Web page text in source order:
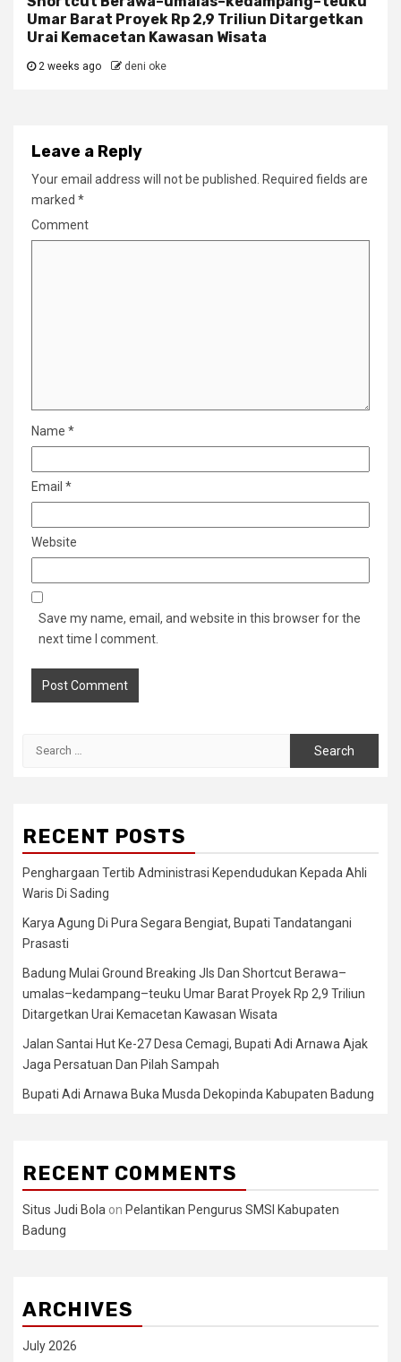
Umar Barat Proyek Rp 2,9 Triliun Ditargetkan
Urai Kemacetan Kawasan Wisata
2 weeks ago deni oke
Leave a Reply
Your email address will not be published.
Required fields are
marked *
Comment
Name *
Email *
Website
Save my name, email, and website in this browser for the
next time I comment.
RECENT POSTS
Penghargaan Tertib Administrasi Kependudukan Kepada Ahli
Waris Di Sading
Karya Agung Di Pura Segara Bengiat, Bupati Tandatangani
Prasasti
Badung Mulai Ground Breaking Jls Dan Shortcut Berawa–
umalas–kedampang–teuku Umar Barat Proyek Rp 2,9 Triliun
Ditargetkan Urai Kemacetan Kawasan Wisata
Jalan Santai Hut Ke-27 Desa Cemagi, Bupati Adi Arnawa Ajak
Jaga Persatuan Dan Pilah Sampah
Bupati Adi Arnawa Buka Musda Dekopinda Kabupaten Badung
RECENT COMMENTS
Situs Judi Bola on Pelantikan Pengurus SMSI Kabupaten
Badung
ARCHIVES
July 2026